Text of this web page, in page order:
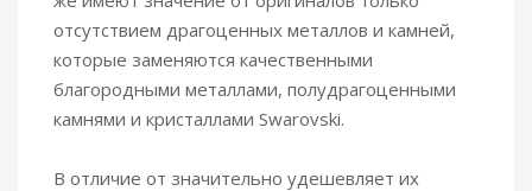
отсутствием драгоценных металлов и камней,
которые заменяются качественными
благородными металлами, полудрагоценными
камнями и кристаллами Swarovski.
В отличие от значительно удешевляет их